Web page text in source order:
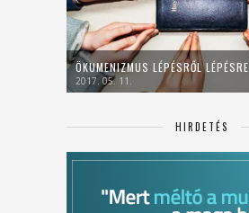
ÖKUMENIZMUS LÉPÉSRŐL LÉPÉSRE
2017. 05. 11.
HIRDETÉS